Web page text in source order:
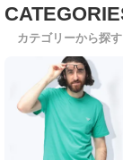
カテゴリーから探す